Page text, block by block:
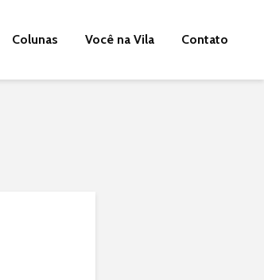
Colunas Você na Vila Contato